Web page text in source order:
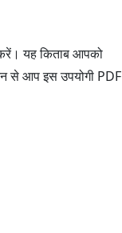
यह किताब आपको
से आप इस उपयोगी PDF